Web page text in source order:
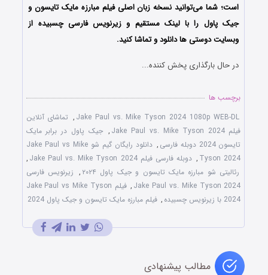
است؛ شما می‌توانید نسخه زبان اصلی فیلم مبارزه مایک تایسون و
جیک پاول را با ‌لینک مستقیم و زیرنویس فارسی چسبیده از
وبسایت دوستی ها دانلود و تماشا کنید.
در حال بارگذاری پخش کننده...
برچسب ها
Jake Paul vs. Mike Tyson 2024 1080p WEB-DL
, تماشای آنلاین
فیلم Jake Paul vs. Mike Tyson 2024
, جیک پاول در برابر مایک
تایسون 2024 دوبله فارسی
,
دانلود رایگان گیم شو Jake Paul vs Mike
Tyson 2024
, دوبله فارسی فیلم Jake Paul vs. Mike Tyson 2024
,
رئالیتی‌ شو مبارزه مایک تایسون و جیک پاول ۲۰۲۴
, زیرنویس فارسی
Jake Paul vs. Mike Tyson 2024
,
فیلم Jake Paul vs Mike Tyson
2024 با زیرنویس چسبیده
, فیلم مبارزه مایک تایسون و جیک پاول 2024
مطالب پیشنهادی